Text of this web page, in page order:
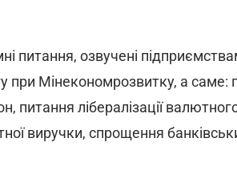
питання, озвучені
при Мінекономрозвитку, а саме:
питання лібералізації
виручки, спрощення